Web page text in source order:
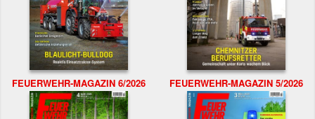
FEUERWEHR-MAGAZIN 6/2026 FEUERWEHR-MAGAZIN 5/2026